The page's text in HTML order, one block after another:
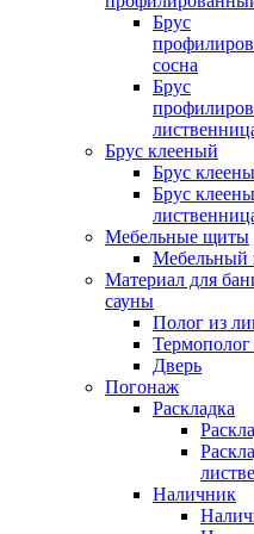
Брус
сосна
Брус
Брус клееный
Брус
Брус
Мебельные щиты
Мебельный
Материал для
сауны
Полог из
Дверь
Погонаж
Раскладка
Наличник